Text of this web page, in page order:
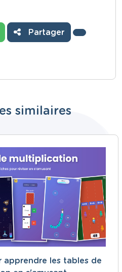
Partager
similaires
apprendre les tables de